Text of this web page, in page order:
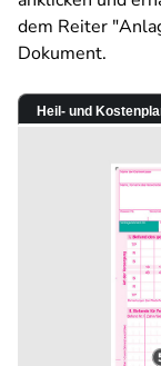
dem Reiter
Dokument.
Heil- und